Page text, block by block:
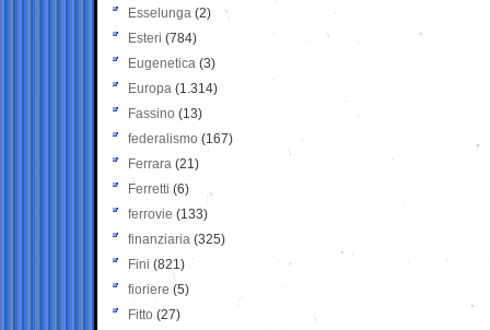
Esselunga (2)
Esteri (784)
Eugenetica (3)
Europa (1.314)
Fassino (13)
federalismo (167)
Ferrara (21)
Ferretti (6)
ferrovie (133)
finanziaria (325)
Fini (821)
fioriere (5)
Fitto (27)